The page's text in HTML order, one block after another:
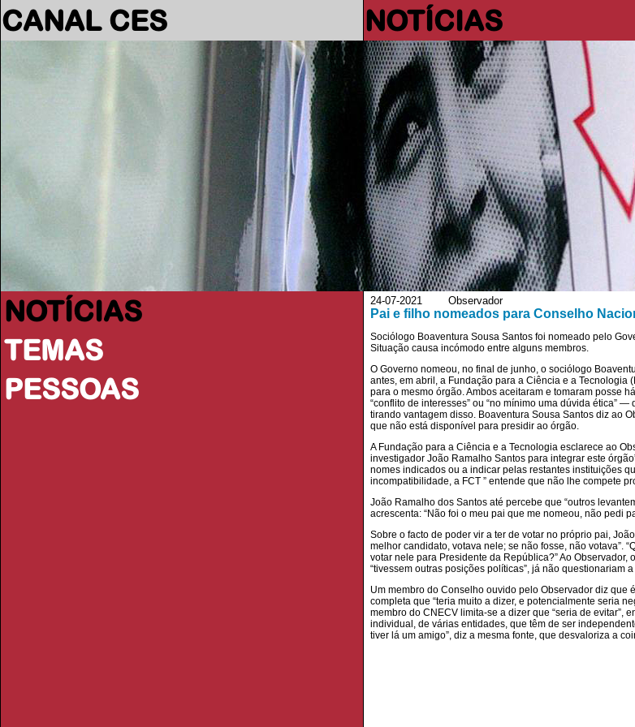
CANAL CES NOTÍCIAS
NOTÍCIAS
TEMAS
PESSOAS
24-07-2021 Observador
Pai e filho nomeados para Conselho
Sociólogo Boaventura Sousa Santos foi nomeado pelo
Situação causa incómodo entre alguns membros.
O Governo nomeou, no final de junho, o sociólogo
antes, em abril, a Fundação para a Ciência e a
para o mesmo órgão. Ambos aceitaram e tomaram posse
“conflito de interesses” ou “no mínimo uma dúvida ética”
tirando vantagem disso. Boaventura Sousa Santos diz ao
que não está disponível para presidir ao órgão.
A Fundação para a Ciência e a Tecnologia esclarece ao
investigador João Ramalho Santos para integrar este
nomes indicados ou a indicar pelas restantes instituições
incompatibilidade, a FCT ” entende que não lhe compete
João Ramalho dos Santos até percebe que “outros
acrescenta: “Não foi o meu pai que me nomeou, não pedi
Sobre o facto de poder vir a ter de votar no próprio pai,
melhor candidato, votava nele; se não fosse, não votava”.
votar nele para Presidente da República?” Ao
“tivessem outras posições políticas”, já não questionariam
Um membro do Conselho ouvido pelo Observador diz que
completa que “teria muito a dizer, e potencialmente seria
membro do CNECV limita-se a dizer que “seria de
individual, de várias entidades, que têm de ser
tiver lá um amigo”, diz a mesma fonte, que desvaloriza a